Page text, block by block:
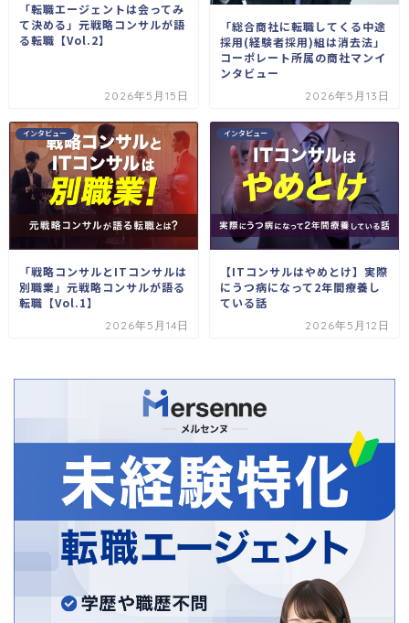
「転職エージェントは会ってみ
て決める」元戦略コンサルが語
る転職【Vol.2】
2026年5月15日
「総合商社に転職してくる中途
採用(経験者採用)組は消去法」
コーポレート所属の商社マンイ
ンタビュー
2026年5月13日
インタビュー
「戦略コンサルとITコンサルは
別職業」元戦略コンサルが語る
転職【Vol.1】
2026年5月14日
インタビュー
【ITコンサルはやめとけ】実際
にうつ病になって2年間療養し
ている話
2026年5月12日